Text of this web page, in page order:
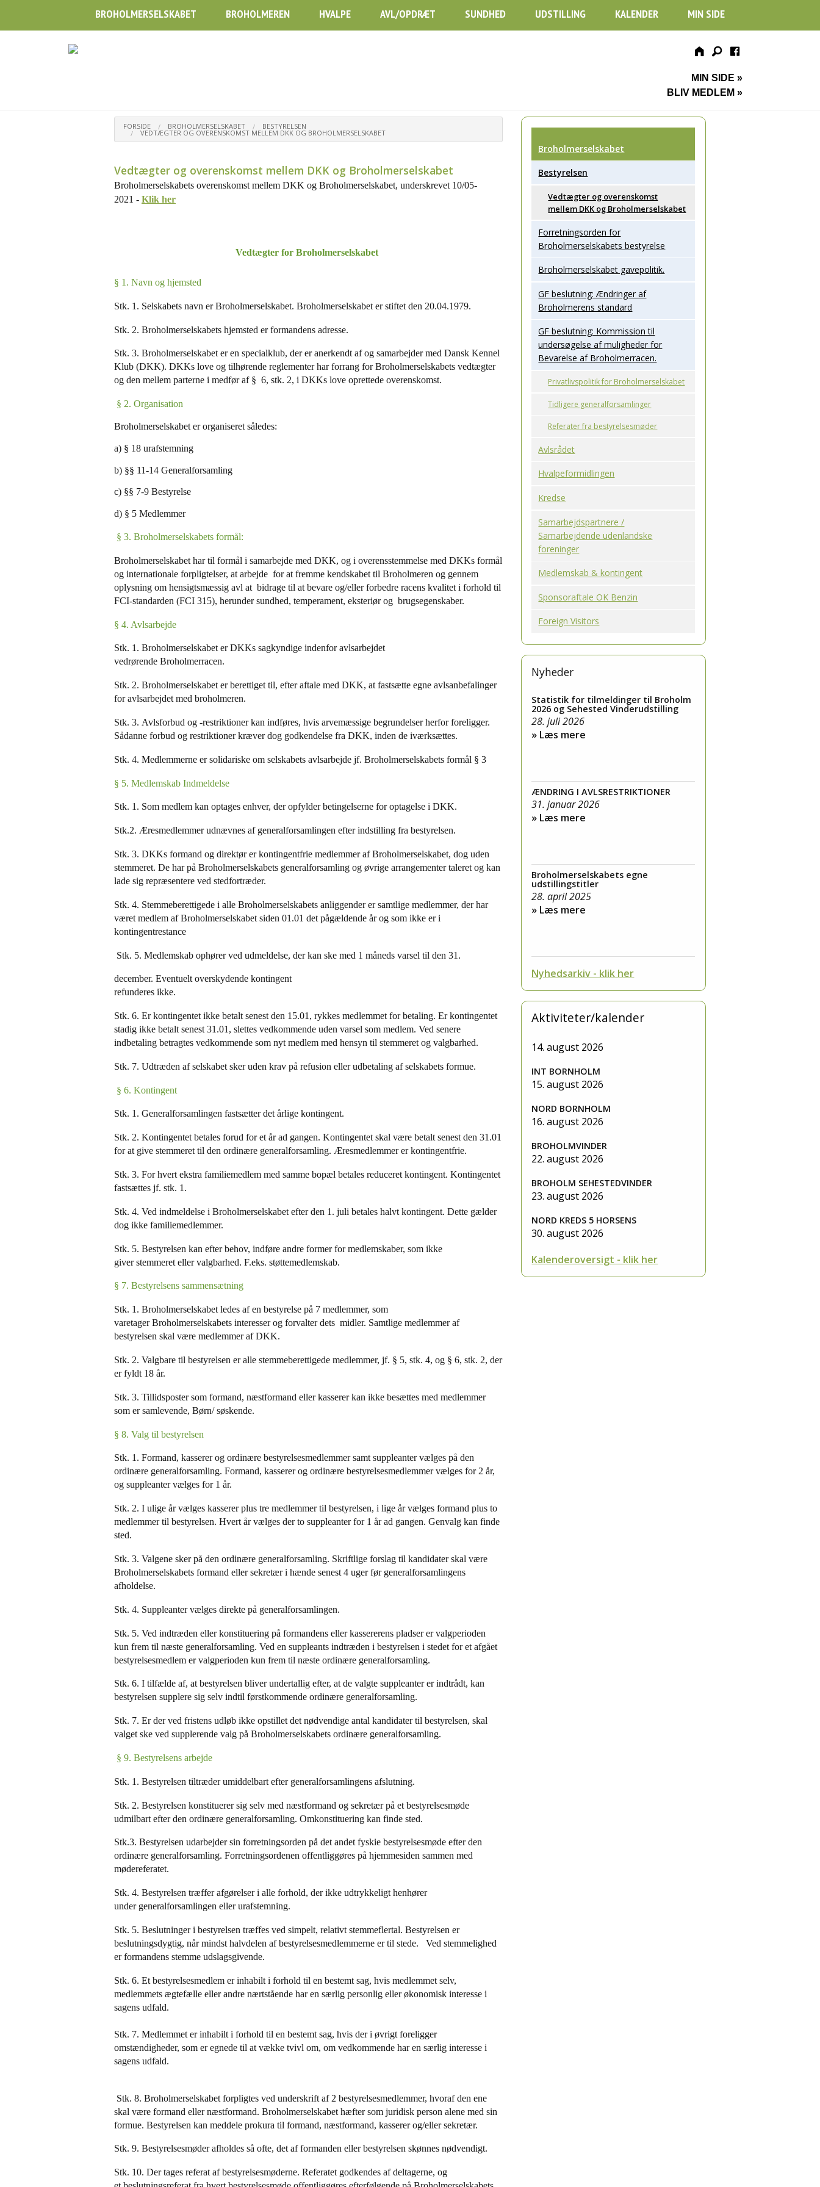
BROHOLMERSELSKABET BROHOLMEREN HVALPE AVL/OPDRÆT SUNDHED UDSTILLING KALENDER MIN SIDE
MIN SIDE »
BLIV MEDLEM »
FORSIDE BROHOLMERSELSKABET BESTYRELSEN
VEDTÆGTER OG OVERENSKOMST MELLEM DKK OG BROHOLMERSELSKABET
Vedtægter og overenskomst mellem DKK og Broholmerselskabet
Broholmerselskabets overenskomst mellem DKK og Broholmerselskabet, underskrevet 10/05-
2021 - Klik her
Vedtægter forBroholmerselskabet
§ 1. Navn og hjemsted
Stk. 1. Selskabets navn er Broholmerselskabet. Broholmerselskabet er stiftet den 20.04.1979.
Stk. 2. Broholmerselskabets hjemsted er formandens adresse.
Stk. 3. Broholmerselskabet er en specialklub, der er anerkendt af og samarbejder med Dansk Kennel
Klub (DKK). DKKs love og tilhørende reglementer har forrang for Broholmerselskabets vedtægter
og den mellem parterne i medfør af § 6, stk. 2, i DKKs love oprettede overenskomst.
§ 2. Organisation
Broholmerselskabet er organiseret således:
a) § 18 urafstemning
b) §§ 11-14 Generalforsamling
c) §§ 7-9 Bestyrelse
d) § 5 Medlemmer
§ 3. Broholmerselskabets formål:
Broholmerselskabet har til formål i samarbejde med DKK, og i overensstemmelse med DKKs formål
og internationale forpligtelser, at arbejde for at fremme kendskabet til Broholmeren og gennem
oplysning om hensigtsmæssig avl at bidrage til at bevare og/eller forbedre racens kvalitet i forhold til
FCI-standarden (FCI 315), herunder sundhed, temperament, eksteriør og brugsegenskaber.
§ 4. Avlsarbejde
Stk. 1. Broholmerselskabet er DKKs sagkyndige indenfor avlsarbejdet
vedrørende Broholmerracen.
Stk. 2. Broholmerselskabet er berettiget til, efter aftale med DKK, at fastsætte egne avlsanbefalinger
for avlsarbejdet med broholmeren.
Stk. 3. Avlsforbud og -restriktioner kan indføres, hvis arvemæssige begrundelser herfor foreligger.
Sådanne forbud og restriktioner kræver dog godkendelse fra DKK, inden de iværksættes.
Stk. 4. Medlemmerne er solidariske om selskabets avlsarbejde jf. Broholmerselskabets formål § 3
§ 5. Medlemskab Indmeldelse
Stk. 1. Som medlem kan optages enhver, der opfylder betingelserne for optagelse i DKK.
Stk.2. Æresmedlemmer udnævnes af generalforsamlingen efter indstilling fra bestyrelsen.
Stk. 3. DKKs formand og direktør er kontingentfrie medlemmer af Broholmerselskabet, dog uden
stemmeret. De har på Broholmerselskabets generalforsamling og øvrige arrangementer taleret og kan
lade sig repræsentere ved stedfortræder.
Stk. 4. Stemmeberettigede i alle Broholmerselskabets anliggender er samtlige medlemmer, der har
været medlem af Broholmerselskabet siden 01.01 det pågældende år og som ikke er i
kontingentrestance
Stk. 5. Medlemskab ophører ved udmeldelse, der kan ske med 1 måneds varsel til den 31.
december. Eventuelt overskydende kontingent
refunderes ikke.
Stk. 6. Er kontingentet ikke betalt senest den 15.01, rykkes medlemmet for betaling. Er kontingentet
stadig ikke betalt senest 31.01, slettes vedkommende uden varsel som medlem. Ved senere
indbetaling betragtes vedkommende som nyt medlem med hensyn til stemmeret og valgbarhed.
Stk. 7. Udtræden af selskabet sker uden krav på refusion eller udbetaling af selskabets formue.
§ 6. Kontingent
Stk. 1. Generalforsamlingen fastsætter det årlige kontingent.
Stk. 2. Kontingentet betales forud for et år ad gangen. Kontingentet skal være betalt senest den 31.01
for at give stemmeret til den ordinære generalforsamling. Æresmedlemmer er kontingentfrie.
Stk. 3. For hvert ekstra familiemedlem med samme bopæl betales reduceret kontingent. Kontingentet
fastsættes jf. stk. 1.
Stk. 4. Ved indmeldelse i Broholmerselskabet efter den 1. juli betales halvt kontingent. Dette gælder
dog ikke familiemedlemmer.
Stk. 5. Bestyrelsen kan efter behov, indføre andre former for medlemskaber, som ikke
giver stemmeret eller valgbarhed. F.eks. støttemedlemskab.
§ 7. Bestyrelsens sammensætning
Stk. 1. Broholmerselskabet ledes af en bestyrelse på 7 medlemmer, som
varetager Broholmerselskabets interesser og forvalter dets midler. Samtlige medlemmer af
bestyrelsen skal være medlemmer af DKK.
Stk. 2. Valgbare til bestyrelsen er alle stemmeberettigede medlemmer, jf. § 5, stk. 4, og § 6, stk. 2, der
er fyldt 18 år.
Stk. 3. Tillidsposter som formand, næstformand eller kasserer kan ikke besættes med medlemmer
som er samlevende, Børn/ søskende.
§ 8. Valg til bestyrelsen
Stk. 1. Formand, kasserer og ordinære bestyrelsesmedlemmer samt suppleanter vælges på den
ordinære generalforsamling. Formand, kasserer og ordinære bestyrelsesmedlemmer vælges for 2 år,
og suppleanter vælges for 1 år.
Stk. 2. I ulige år vælges kasserer plus tre medlemmer til bestyrelsen, i lige år vælges formand plus to
medlemmer til bestyrelsen. Hvert år vælges der to suppleanter for 1 år ad gangen. Genvalg kan finde
sted.
Stk. 3. Valgene sker på den ordinære generalforsamling. Skriftlige forslag til kandidater skal være
Broholmerselskabets formand eller sekretær i hænde senest 4 uger før generalforsamlingens
afholdelse.
Stk. 4. Suppleanter vælges direkte på generalforsamlingen.
Stk. 5. Ved indtræden eller konstituering på formandens eller kassererens pladser er valgperioden
kun frem til næste generalforsamling. Ved en suppleants indtræden i bestyrelsen i stedet for et afgået
bestyrelsesmedlem er valgperioden kun frem til næste ordinære generalforsamling.
Stk. 6. I tilfælde af, at bestyrelsen bliver undertallig efter, at de valgte suppleanter er indtrådt, kan
bestyrelsen supplere sig selv indtil førstkommende ordinære generalforsamling.
Stk. 7. Er der ved fristens udløb ikke opstillet det nødvendige antal kandidater til bestyrelsen, skal
valget ske ved supplerende valg på Broholmerselskabets ordinære generalforsamling.
§ 9. Bestyrelsens arbejde
Stk. 1. Bestyrelsen tiltræder umiddelbart efter generalforsamlingens afslutning.
Stk. 2. Bestyrelsen konstituerer sig selv med næstformand og sekretær på et bestyrelsesmøde
udmilbart efter den ordinære generalforsamling. Omkonstituering kan finde sted.
Stk.3. Bestyrelsen udarbejder sin forretningsorden på det andet fyskie bestyrelsesmøde efter den
ordinære generalforsamling. Forretningsordenen offentliggøres på hjemmesiden sammen med
mødereferatet.
Stk. 4. Bestyrelsen træffer afgørelser i alle forhold, der ikke udtrykkeligt henhører
under generalforsamlingen eller urafstemning.
Stk. 5. Beslutninger i bestyrelsen træffes ved simpelt, relativt stemmeflertal. Bestyrelsen er
beslutningsdygtig, når mindst halvdelen af bestyrelsesmedlemmerne er til stede. Ved stemmelighed
er formandens stemme udslagsgivende.
Stk. 6. Et bestyrelsesmedlem er inhabilt i forhold til en bestemt sag, hvis medlemmet selv,
medlemmets ægtefælle eller andre nærtstående har en særlig personlig eller økonomisk interesse i
sagens udfald.
Stk. 7. Medlemmet er inhabilt i forhold til en bestemt sag, hvis der i øvrigt foreligger
omstændigheder, som er egnede til at vække tvivl om, om vedkommende har en særlig interesse i
sagens udfald.
Stk. 8. Broholmerselskabet forpligtes ved underskrift af 2 bestyrelsesmedlemmer, hvoraf den ene
skal være formand eller næstformand. Broholmerselskabet hæfter som juridisk person alene med sin
formue. Bestyrelsen kan meddele prokura til formand, næstformand, kasserer og/eller sekretær.
Stk. 9. Bestyrelsesmøder afholdes så ofte, det af formanden eller bestyrelsen skønnes nødvendigt.
Stk. 10. Der tages referat af bestyrelsesmøderne. Referatet godkendes af deltagerne, og
Broholmerselskabet
Bestyrelsen
Vedtægter og overenskomst
mellem DKK og Broholmerselskabet
Forretningsorden for
Broholmerselskabets bestyrelse
Broholmerselskabet gavepolitik.
GF beslutning: Ændringer af
Broholmerens standard
GF beslutning: Kommission til
undersøgelse af muligheder for
Bevarelse af Broholmerracen.
Privatlivspolitik for Broholmerselskabet
Tidligere generalforsamlinger
Referater fra bestyrelsesmøder
Avlsrådet
Hvalpeformidlingen
Kredse
Samarbejdspartnere /
Samarbejdende udenlandske
foreninger
Medlemskab & kontingent
Sponsoraftale OK Benzin
Foreign Visitors
Nyheder
Statistik for tilmeldinger til Broholm
2026 og Sehested Vinderudstilling
28. juli 2026
» Læs mere
ÆNDRING I AVLSRESTRIKTIONER
31. januar 2026
» Læs mere
Broholmerselskabets egne
udstillingstitler
28. april 2025
» Læs mere
Nyhedsarkiv - klik her
Aktiviteter/kalender
14. august 2026
INT BORNHOLM
15. august 2026
NORD BORNHOLM
16. august 2026
BROHOLMVINDER
22. august 2026
BROHOLM SEHESTEDVINDER
23. august 2026
NORD KREDS 5 HORSENS
30. august 2026
Kalenderoversigt - klik her